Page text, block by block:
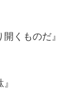
くものだ』